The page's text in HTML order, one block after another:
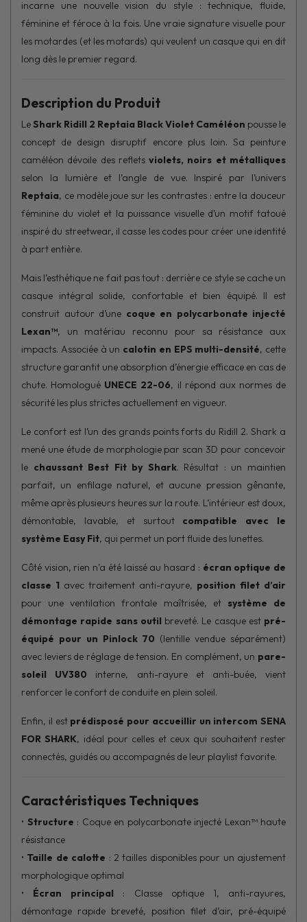
incarne une nouvelle vision du style : technique, fluide,
féminine et féroce à la fois. Une vraie signature visuelle pour
les motardes (et les motards) qui veulent un casque qui en dit
long dès le premier regard.
Description du Produit
LeShark Ridill 2 Reptaia Black Violet Caméléon pousse le
concept de design disruptif encore plus loin. Sa peinture
caméléon dévoile des refletsviolets, noirs et métalliques
selon la lumière et l’angle de vue. Inspiré par l’univers
Reptaia, ce modèle joue sur les contrastes : entre la douceur
féminine du violet et la puissance visuelle d’un motif tatoué
inspiré du streetwear, il casse les codes pour créer une identité
à part entière.
Mais l’esthétique ne fait pas tout : derrière ce style se cache un
casque intégral solide, confortable et bien équipé. Il est
construit autour d’une coque en polycarbonate injecté
Lexan™, un matériau reconnu pour sa résistance aux
impacts. Associée à un calotin en EPS multi-densité, cette
structure garantit une absorption d’énergie efficace en cas de
chute. Homologué UNECE 22-06, il répond aux normes de
sécurité les plus strictes actuellement en vigueur.
Le confort est l’un des grands points forts du Ridill 2. Shark a
mené une étude de morphologie par scan 3D pour concevoir
le chaussant Best Fit by Shark. Résultat : un maintien
parfait, un enfilage naturel, et aucune pression gênante,
même après plusieurs heures sur la route. L’intérieur est doux,
démontable, lavable, et surtout compatible avec le
système Easy Fit, qui permet un port fluide des lunettes.
Côté vision, rien n’a été laissé au hasard : écran optique de
classe 1 avec traitement anti-rayure, position filet d’air
pour une ventilation frontale maîtrisée, et système de
démontage rapide sans outil breveté. Le casque est pré-
équipé pour un Pinlock 70 (lentille vendue séparément)
avec leviers de réglage de tension. En complément, un pare-
soleil UV380 interne, anti-rayure et anti-buée, vient
renforcer le confort de conduite en plein soleil.
Enfin, il est prédisposé pour accueillir un intercom SENA
FOR SHARK, idéal pour celles et ceux qui souhaitent rester
connectés, guidés ou accompagnés de leur playlist favorite.
Caractéristiques Techniques
• Structure : Coque en polycarbonate injecté Lexan™ haute
résistance
• Taille de calotte : 2 tailles disponibles pour un ajustement
morphologique optimal
• Écran principal : Classe optique 1, anti-rayures,
démontage rapide breveté, position filet d’air, pré-équipé